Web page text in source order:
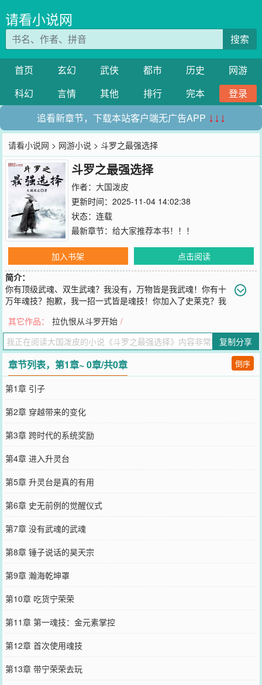
请看小说网
搜索
首页 玄幻 武侠 都市 历史
网游
科幻
言情 其他 排行 完本
登录
追看新章节，下载本站客户端无广告APP ↓↓↓
请看小说网 > 网游小说 > 斗罗之最强选择
斗罗之最强选择
作者： 大国泼皮
更新时间：2025-11-04 14:02:38
状态：连载
最新章节： 给大家推荐本书！！！
加入书架
点击阅读
简介：
你有顶级武魂、双生武魂？我没有，万物皆是我武魂！你有十
万年魂技？抱歉，我一招一式皆是魂技！你加入了史莱克？我
魂殿已是我的囊中物！
您要是觉得《斗罗之最强选择》还不错的话请不要忘记向您QQ群和微
博微信里的朋友推荐哦！
其它作品： 拉仇恨从斗罗开始 /
复制分享
章节列表，第1章~ 0章/共0章 倒序
第1章 引子
第2章 穿越带来的变化
第3章 跨时代的系统奖励
第4章 进入升灵台
第5章 升灵台是真的有用
第6章 史无前例的觉醒仪式
第7章 没有武魂的武魂
第8章 锤子说话的昊天宗
第9章 瀚海乾坤罩
第10章 吃货宁荣荣
第11章 第一魂技：金元素掌控
第12章 首次使用魂技
第13章 带宁荣荣去玩